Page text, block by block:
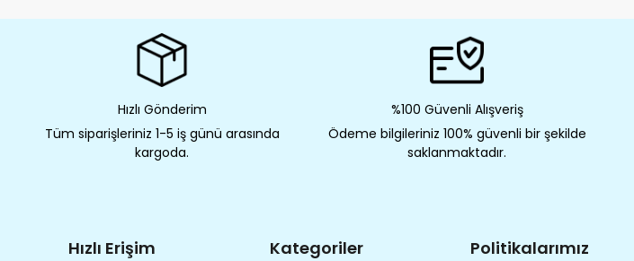
Hızlı Gönderim
Tüm siparişleriniz 1-5 iş günü arasında
kargoda.
%100 Güvenli Alışveriş
Ödeme bilgileriniz 100% güvenli bir şekilde
saklanmaktadır.
Hızlı Erişim Kategoriler Politikalarımız